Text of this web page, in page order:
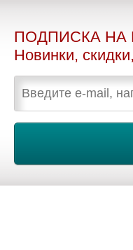
ПОДПИСКА НА
Новинки,